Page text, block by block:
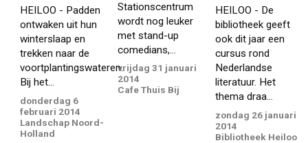
HEILOO - Padden
ontwaken uit hun
winterslaap en
trekken naar de
voortplantingswateren.
Bij het...
donderdag 6
februari 2014
Landschap Noord-
Holland
Stationscentrum
wordt nog leuker
met stand-up
comedians,...
vrijdag 31 januari
2014
Cafe Thuis Bij
HEILOO - De
bibliotheek geeft
ook dit jaar een
cursus rond
Nederlandse
literatuur. Het
thema draa...
zondag 26 januari
2014
Bibliotheek Heiloo